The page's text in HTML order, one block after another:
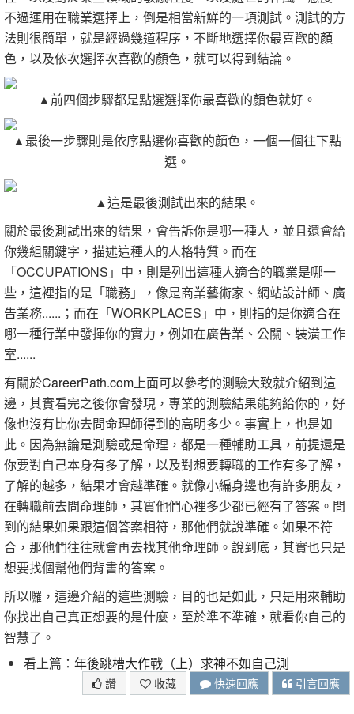
不過運用在職業選擇上，倒是相當新鮮的一項測試。測試的方
法則很簡單，就是經過幾道程序，不斷地選擇你最喜歡的顏
色，以及依次選擇次喜歡的顏色，就可以得到結論。
▲前四個步驟都是點選選擇你最喜歡的顏色就好。
▲最後一步驟則是依序點選你喜歡的顏色，一個一個往下點
選。
▲這是最後測試出來的結果。
關於最後測試出來的結果，會告訴你是哪一種人，並且還會給
你幾組關鍵字，描述這種人的人格特質。而在
「OCCUPATIONS」中，則是列出這種人適合的職業是哪一
些，這裡指的是「職務」，像是商業藝術家、網站設計師、廣
告業務......；而在「WORKPLACES」中，則指的是你適合在
哪一種行業中發揮你的實力，例如在廣告業、公關、裝潢工作
室......
有關於CareerPath.com上面可以參考的測驗大致就介紹到這
邊，其實看完之後你會發現，專業的測驗結果能夠給你的，好
像也沒有比你去問命理師得到的高明多少。事實上，也是如
此。因為無論是測驗或是命理，都是一種輔助工具，前提還是
你要對自己本身有多了解，以及對想要轉職的工作有多了解，
了解的越多，結果才會越準確。就像小編身邊也有許多朋友，
在轉職前去問命理師，其實他們心裡多少都已經有了答案。問
到的結果如果跟這個答案相符，那他們就說準確。如果不符
合，那他們往往就會再去找其他命理師。說到底，其實也只是
想要找個幫他們背書的答案。
所以囉，這邊介紹的這些測驗，目的也是如此，只是用來輔助
你找出自己真正想要的是什麼，至於準不準確，就看你自己的
智慧了。
看上篇： 年後跳槽大作戰（上）求神不如自己測
讚 收藏 快速回應 引言回應